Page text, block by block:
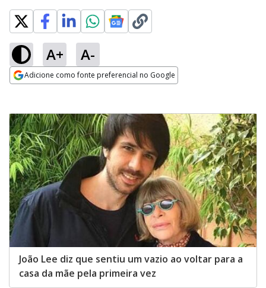
A+ A-
Adicione como fonte preferencial no Google
João Lee diz que sentiu um vazio ao voltar para a
casa da mãe pela primeira vez